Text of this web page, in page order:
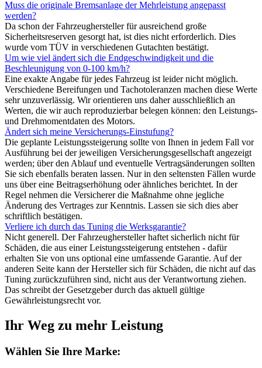
Muss die originale Bremsanlage der Mehrleistung angepasst
werden?
Da schon der Fahrzeughersteller für ausreichend große
Sicherheitsreserven gesorgt hat, ist dies nicht erforderlich. Dies
wurde vom TÜV in verschiedenen Gutachten bestätigt.
Um wie viel ändert sich die Endgeschwindigkeit und die
Beschleunigung von 0-100 km/h?
Eine exakte Angabe für jedes Fahrzeug ist leider nicht möglich.
Verschiedene Bereifungen und Tachotoleranzen machen diese Werte
sehr unzuverlässig. Wir orientieren uns daher ausschließlich an
Werten, die wir auch reproduzierbar belegen können: den Leistungs-
und Drehmomentdaten des Motors.
Ändert sich meine Versicherungs-Einstufung?
Die geplante Leistungssteigerung sollte von Ihnen in jedem Fall vor
Ausführung bei der jeweiligen Versicherungsgesellschaft angezeigt
werden; über den Ablauf und eventuelle Vertragsänderungen sollten
Sie sich ebenfalls beraten lassen. Nur in den seltensten Fällen wurde
uns über eine Beitragserhöhung oder ähnliches berichtet. In der
Regel nehmen die Versicherer die Maßnahme ohne jegliche
Änderung des Vertrages zur Kenntnis. Lassen sie sich dies aber
schriftlich bestätigen.
Verliere ich durch das Tuning die Werksgarantie?
Nicht generell. Der Fahrzeughersteller haftet sicherlich nicht für
Schäden, die aus einer Leistungssteigerung entstehen - dafür
erhalten Sie von uns optional eine umfassende Garantie. Auf der
anderen Seite kann der Hersteller sich für Schäden, die nicht auf das
Tuning zurückzuführen sind, nicht aus der Verantwortung ziehen.
Das schreibt der Gesetzgeber durch das aktuell gültige
Gewährleistungsrecht vor.
Ihr Weg zu mehr Leistung
Wählen Sie Ihre Marke: